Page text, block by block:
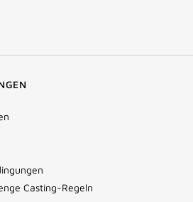
Casting-Regeln